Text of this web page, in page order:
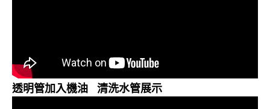
透明管加入機油 清洗水管展示